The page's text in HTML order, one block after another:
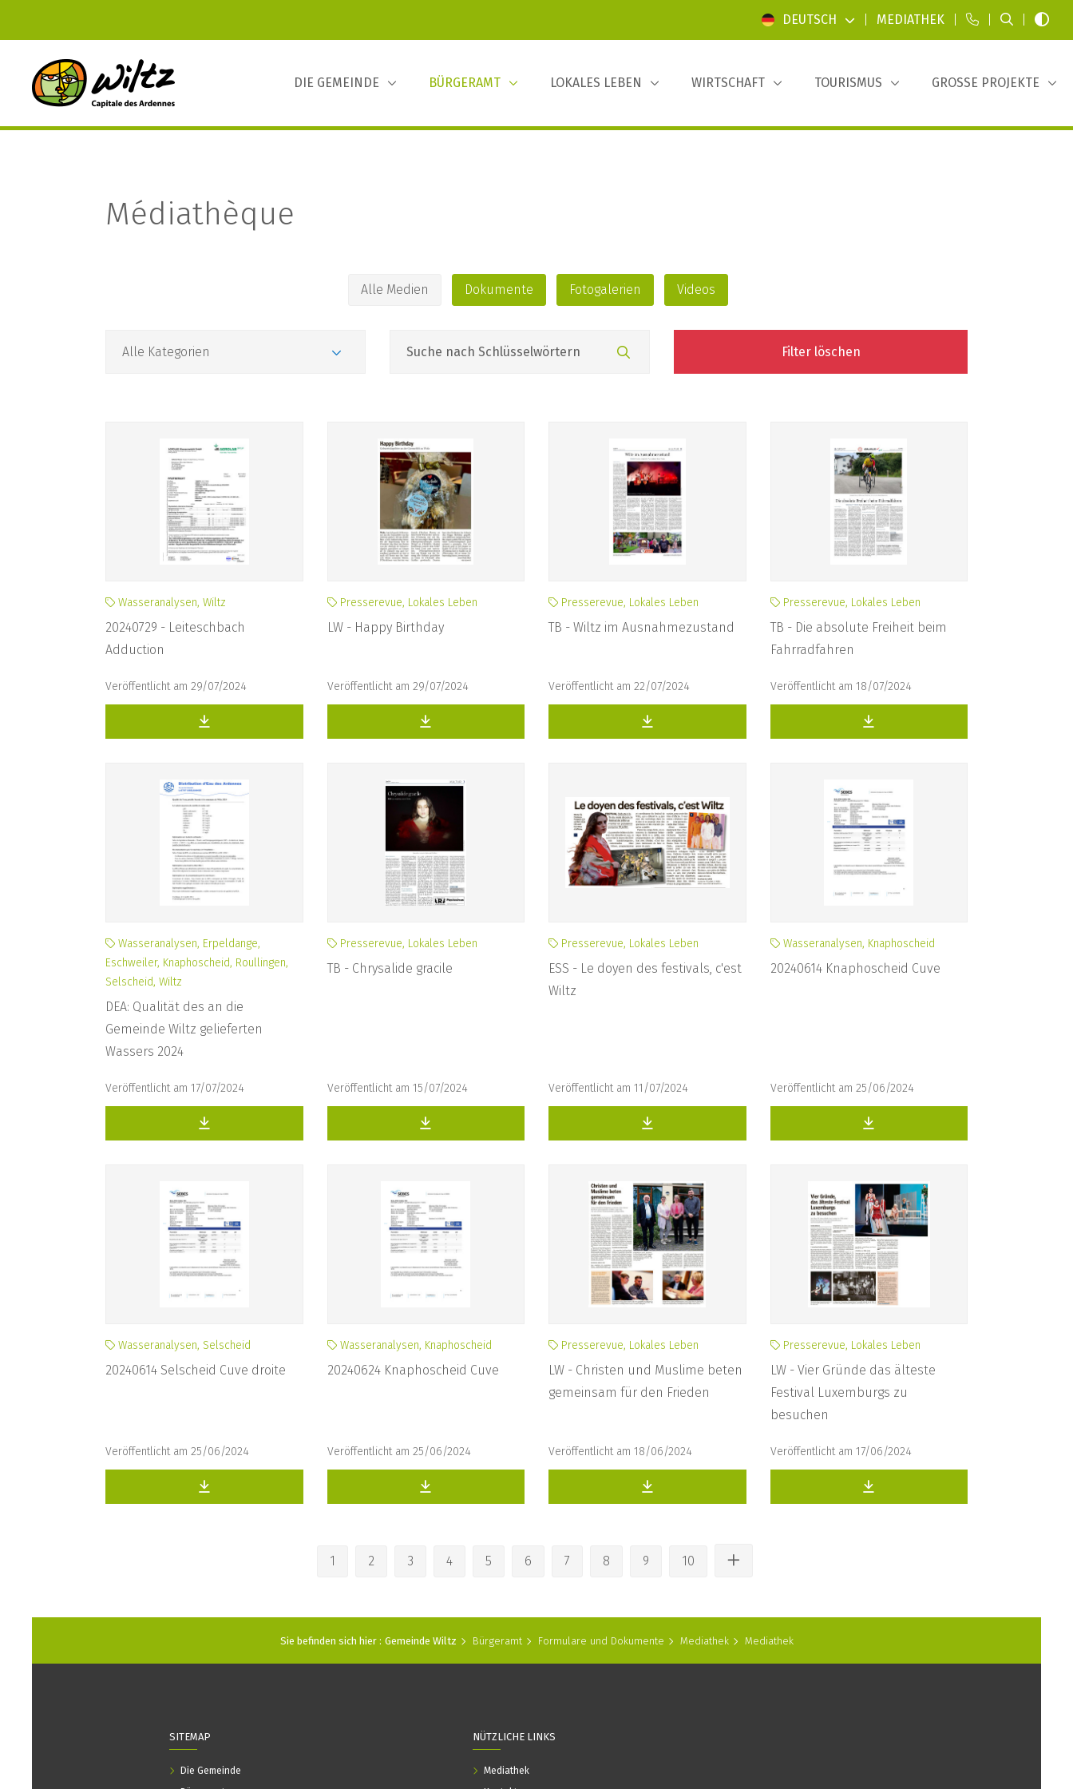
DEUTSCH MEDIATHEK
DIE GEMEINDE BÜRGERAMT LOKALES LEBEN WIRTSCHAFT TOURISMUS GROSSE PROJEKTE
Médiathèque
Alle Medien Dokumente Fotogalerien Videos
Filter löschen
Wasseranalysen, Wiltz
20240729 - Leiteschbach
Adduction
Veröffentlicht am 29/07/2024
Presserevue, Lokales Leben
LW - Happy Birthday
Veröffentlicht am 29/07/2024
Presserevue, Lokales Leben
TB - Wiltz im Ausnahmezustand
Veröffentlicht am 22/07/2024
Presserevue, Lokales Leben
TB - Die absolute Freiheit beim
Fahrradfahren
Veröffentlicht am 18/07/2024
Wasseranalysen, Erpeldange,
Eschweiler, Knaphoscheid, Roullingen,
Selscheid, Wiltz
DEA: Qualität des an die
Gemeinde Wiltz gelieferten
Wassers 2024
Veröffentlicht am 17/07/2024
Presserevue, Lokales Leben
TB - Chrysalide gracile
Veröffentlicht am 15/07/2024
Presserevue, Lokales Leben
ESS - Le doyen des festivals, c'est
Wiltz
Veröffentlicht am 11/07/2024
Wasseranalysen, Knaphoscheid
20240614 Knaphoscheid Cuve
Veröffentlicht am 25/06/2024
Wasseranalysen, Selscheid
20240614 Selscheid Cuve droite
Veröffentlicht am 25/06/2024
Wasseranalysen, Knaphoscheid
20240624 Knaphoscheid Cuve
Veröffentlicht am 25/06/2024
Presserevue, Lokales Leben
LW - Christen und Muslime beten
gemeinsam für den Frieden
Veröffentlicht am 18/06/2024
Presserevue, Lokales Leben
LW - Vier Gründe das älteste
Festival Luxemburgs zu
besuchen
Veröffentlicht am 17/06/2024
1 2 3 4 5 6 7 8 9 10
Sie befinden sich hier : Gemeinde Wiltz Bürgeramt Formulare und Dokumente Mediathek Mediathek
SITEMAP
Die Gemeinde
NÜTZLICHE LINKS
Mediathek